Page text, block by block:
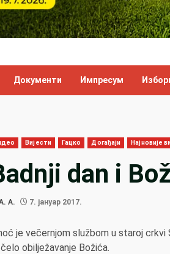
Документи Импресум
Вијести Гацко Догађаји Најновије
dan i
A. 7. јануар 2017.
je večernjom službom u staroj
obilježavanje Božića.